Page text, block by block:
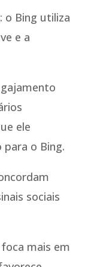
o Bing utiliza
e a
ele
o Bing.
sociais
mais em